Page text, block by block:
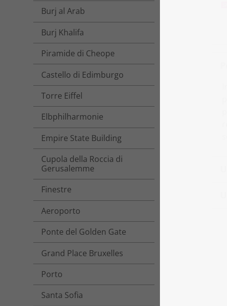
Burj al Arab
Burj Khalifa
Piramide di Cheope
Castello di Edimburgo
Torre Eiffel
Elbphilharmonie
Empire State Building
Cupola della Roccia di
Gerusalemme
Finestre
Aeroporto
Ponte del Golden Gate
Grand Place Bruxelles
Porto
Santa Sofia